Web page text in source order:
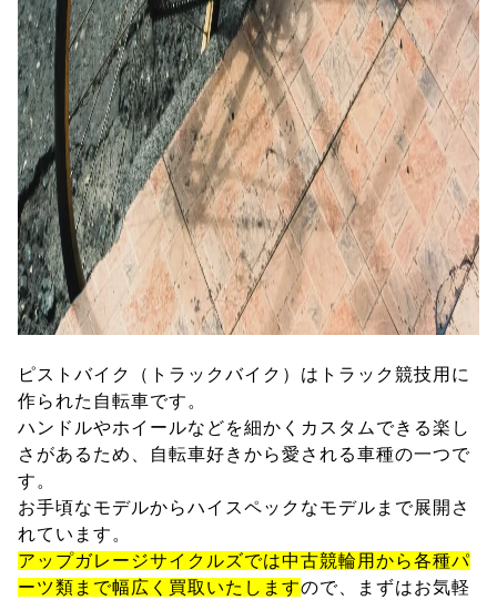
ピストバイク（トラックバイク）はトラック競技用に
作られた自転車です。
ハンドルやホイールなどを細かくカスタムできる楽し
さがあるため、自転車好きから愛される車種の一つで
す。
お手頃なモデルからハイスペックなモデルまで展開さ
れています。
アップガレージサイクルズでは中古競輪用から各種パ
ーツ類まで幅広く買取いたしますので、まずはお気軽